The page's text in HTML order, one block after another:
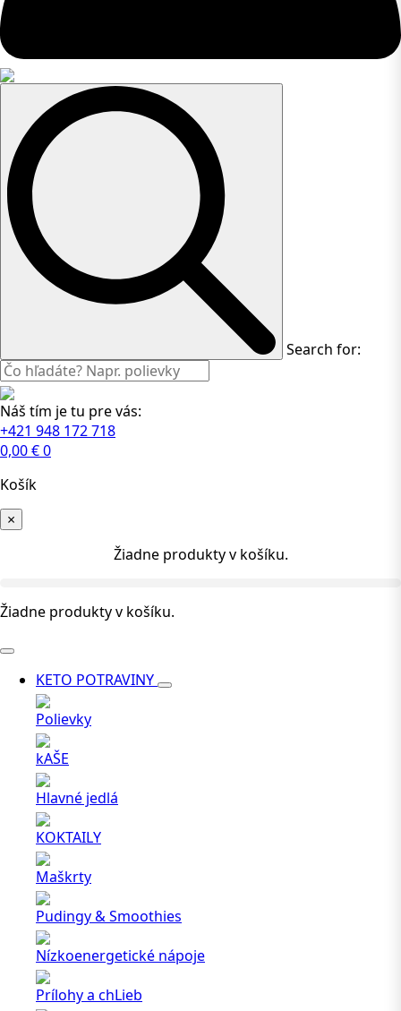
Search for:
Náš tím je tu pre vás:
+421 948 172 718
0,00€0
Košík
×
Žiadne produkty v košíku.
Žiadne produkty v košíku.
KETO POTRAVINY
Polievky
kAŠE
Hlavné jedlá
KOKTAILY
Maškrty
Pudingy & Smoothies
Nízkoenergetické nápoje
Prílohy a chLieb